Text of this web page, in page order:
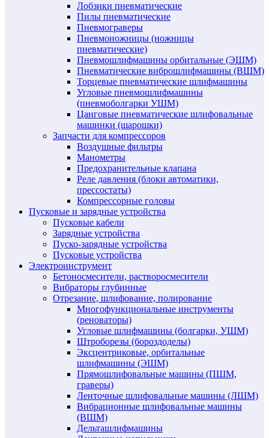
Лобзики пневматические
Пилы пневматические
Пневмограверы
Пневмоножницы (ножницы
пневматические)
Пневмошлифмашины орбитальные (ЭШМ)
Пневматические виброшлифмашины (ВШМ)
Торцевые пневматические шлифмашины
Угловые пневмошлифмашины
(пневмоболгарки УШМ)
Цанговые пневматические шлифовальные
машинки (шарошки)
Запчасти для компрессоров
Воздушные фильтры
Манометры
Предохранительные клапана
Реле давления (блоки автоматики,
прессостаты)
Компрессорные головы
Пусковые и зарядные устройства
Пусковые кабели
Зарядные устройства
Пуско-зарядные устройства
Пусковые устройства
Электроинструмент
Бетоносмесители, растворосмесители
Вибраторы глубинные
Отрезание, шлифование, полирование
Многофункциональные инструменты
(реноваторы)
Угловые шлифмашины (болгарки, УШМ)
Штроборезы (бороздоделы)
Эксцентриковые, орбитальные
шлифмашины (ЭШМ)
Прямошлифовальные машины (ПШМ,
граверы)
Ленточные шлифовальные машины (ЛШМ)
Вибрационные шлифовальные машины
(ВШМ)
Дельташлифмашины